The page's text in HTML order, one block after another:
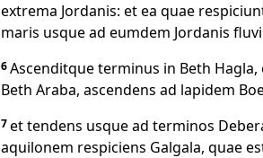
extrema Jordanis: et ea quae
maris usque ad eumdem Jordanis
6Ascenditque terminus in Beth
Beth Araba, ascendens ad lapidem
7et tendens usque ad terminos
aquilonem respiciens Galgala, quae